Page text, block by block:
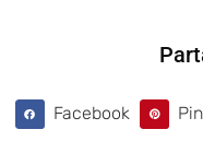
Facebook